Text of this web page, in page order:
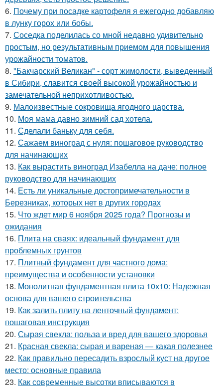
6. Почему при посадке картофеля я ежегодно добавляю
в лунку горох или бобы.
7. Соседка поделилась со мной недавно удивительно
простым, но результативным приемом для повышения
урожайности томатов.
8. "Бакчарский Великан" - сорт жимолости, выведенный
в Сибири, славится своей высокой урожайностью и
замечательной неприхотливостью.
9. Малоизвестные сокровища ягодного царства.
10. Моя мама давно зимний сад хотела.
11. Сделали баньку для себя.
12. Сажаем виноград с нуля: пошаговое руководство
для начинающих
13. Как вырастить виноград Изабелла на даче: полное
руководство для начинающих
14. Есть ли уникальные достопримечательности в
Березниках, которых нет в других городах
15. Что ждет мир 6 ноября 2025 года? Прогнозы и
ожидания
16. Плита на сваях: идеальный фундамент для
проблемных грунтов
17. Плитный фундамент для частного дома:
преимущества и особенности установки
18. Монолитная фундаментная плита 10х10: Надежная
основа для вашего строительства
19. Как залить плиту на ленточный фундамент:
пошаговая инструкция
20. Сырая свекла: польза и вред для вашего здоровья
21. Красная свекла: сырая и вареная — какая полезнее
22. Как правильно пересадить взрослый куст на другое
место: основные правила
23. Как современные высотки вписываются в